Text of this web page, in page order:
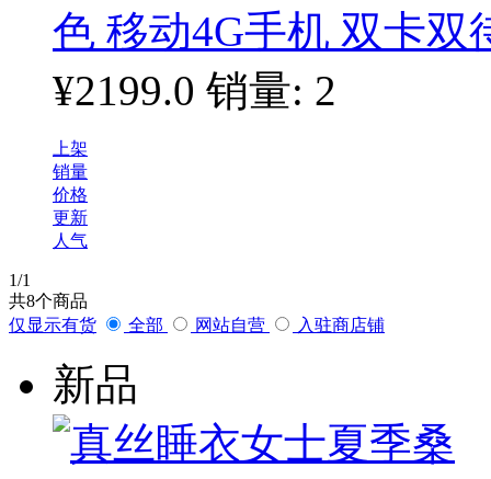
色 移动4G手机 双卡双
¥2199.0 销量: 2
上架
销量
价格
更新
人气
1/1
共8个商品
仅显示有货
全部 网站自营 入驻商店铺
新品